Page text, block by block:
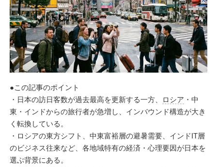
●この記事のポイント
・日本の訪日客数が過去最高を更新する一方、
ロシア ・中
東・インドからの旅行者が急増し、インバウンド構造が大き
く転換している。
・ロシアの東方シフト、中東富裕層の避暑需要、インドIT層
のビジネス往来など、各地域特有の経済・心理要因が日本を
選ぶ背景にある。